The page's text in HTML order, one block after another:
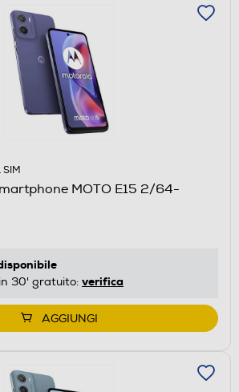
SIM
MOTO E15 2/64-
30' gratuito: verifica
AGGIUNGI